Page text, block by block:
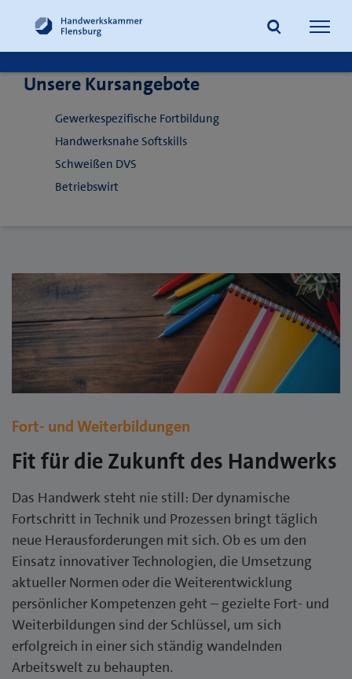
Suche
Unsere Kursangebote
Gewerkespezifische Fortbildung
Handwerksnahe Softskills
Schweißen DVS
Betriebswirt
Fort- und Weiterbildungen
Fit für die Zukunft des Handwerks
Das Handwerk steht nie still: Der dynamische
Fortschritt in Technik und Prozessen bringt täglich
neue Herausforderungen mit sich. Ob es um den
Einsatz innovativer Technologien, die Umsetzung
aktueller Normen oder die Weiterentwicklung
persönlicher Kompetenzen geht – gezielte Fort- und
Weiterbildungen sind der Schlüssel, um sich
erfolgreich in einer sich ständig wandelnden
Arbeitswelt zu behaupten.